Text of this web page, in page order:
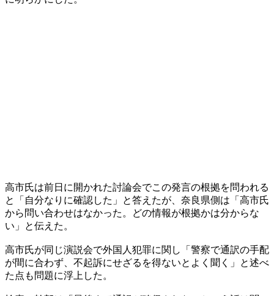
高市氏は前日に開かれた討論会でこの発言の根拠を問われる
と「自分なりに確認した」と答えたが、奈良県側は「高市氏
から問い合わせはなかった。どの情報が根拠かは分からな
い」と伝えた。
高市氏が同じ演説会で外国人犯罪に関し「警察で通訳の手配
が間に合わず、不起訴にせざるを得ないとよく聞く」と述べ
た点も問題に浮上した。